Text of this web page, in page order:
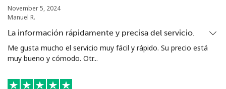
Línea fija ⁦4.9¢⁩ 204 min por ⁦$10⁩ -
November 5, 2024
Manuel R.
La información rápidamente y precisa del servicio.
Me gusta mucho el servicio muy fácil y rápido. Su precio está
muy bueno y cómodo. Otr...